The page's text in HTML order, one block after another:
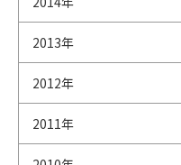
2013年
2012年
2011年